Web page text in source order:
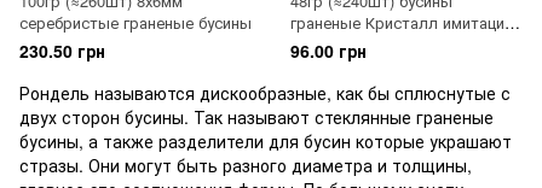
серебристые граненые бусины
230.50 грн
граненые Кристалл имитация
Сваровски, 6х4мм
96.00 грн
Рондель называются дискообразные, как бы сплюснутые с
двух сторон бусины. Так называют стеклянные граненые
бусины, а также разделители для бусин которые украшают
стразы. Они могут быть разного диаметра и толщины,